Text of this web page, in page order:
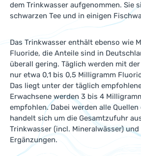
dem Trinkwasser aufgenommen. Sie
schwarzen Tee und in einigen
Das Trinkwasser enthält ebenso wie
Fluoride, die Anteile sind in
überall gering. Täglich werden mit
nur etwa 0,1 bis 0,5 Milligramm
Das liegt unter der täglich
Erwachsene werden 3 bis 4
empfohlen. Dabei werden alle Quellen
handelt sich um die Gesamtzufuhr
Trinkwasser (incl. Mineralwässer) und
Ergänzungen.